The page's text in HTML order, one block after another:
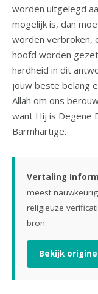
worden uitgelegd
mogelijk is, dan
worden verbroken,
hoofd worden
hardheid in dit
jouw beste belang
Allah om ons
want Hij is Degene
Barmhartige.
Vertaling
meest
religieuze
bron.
Bekijk